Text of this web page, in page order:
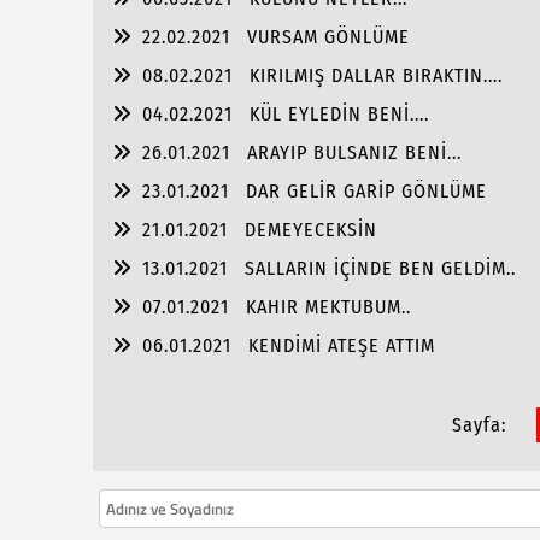
22.02.2021
VURSAM GÖNLÜME
08.02.2021
KIRILMIŞ DALLAR BIRAKTIN....
04.02.2021
KÜL EYLEDİN BENİ....
26.01.2021
ARAYIP BULSANIZ BENİ...
23.01.2021
DAR GELİR GARİP GÖNLÜME
21.01.2021
DEMEYECEKSİN
13.01.2021
SALLARIN İÇİNDE BEN GELDİM..
07.01.2021
KAHIR MEKTUBUM..
06.01.2021
KENDİMİ ATEŞE ATTIM
Sayfa: